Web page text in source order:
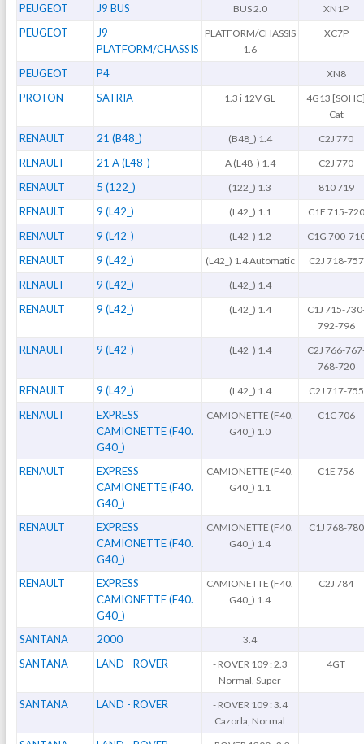
PEUGEOT J9 BUS BUS 2.0 XN1P
PEUGEOT
J9
PLATFORM/CHASSIS
PLATFORM/CHASSIS
1.6
XC7P
PEUGEOT P4 XN8
PROTON SATRIA 1.3 i 12V GL
4G13
Cat
RENAULT 21 (B48_) (B48_) 1.4 C2J 770
RENAULT 21 A (L48_) A (L48_) 1.4 C2J 770
RENAULT 5 (122_) (122_) 1.3 810 719
RENAULT 9 (L42_) (L42_) 1.1 C1E 715-720
RENAULT 9 (L42_) (L42_) 1.2 C1G 700-
RENAULT 9 (L42_) (L42_) 1.4 Automatic C2J 718-757
RENAULT 9 (L42_) (L42_) 1.4
RENAULT 9 (L42_) (L42_) 1.4
C1J 715-
792-796
RENAULT 9 (L42_) (L42_) 1.4
C2J 766-
768-720
RENAULT 9 (L42_) (L42_) 1.4 C2J 717-755
RENAULT
EXPRESS
CAMIONETTE (F40.
G40_)
CAMIONETTE (F40.
G40_) 1.0
C1C 706
RENAULT
EXPRESS
CAMIONETTE (F40.
G40_)
CAMIONETTE (F40.
G40_) 1.1
C1E 756
RENAULT
EXPRESS
CAMIONETTE (F40.
G40_)
CAMIONETTE (F40.
G40_) 1.4
C1J 768-780
RENAULT
EXPRESS
CAMIONETTE (F40.
G40_)
CAMIONETTE (F40.
G40_) 1.4
C2J 784
SANTANA 2000 3.4
SANTANA LAND - ROVER
- ROVER 109 : 2.3
Normal, Super
4GT
SANTANA LAND - ROVER
- ROVER 109 : 3.4
Cazorla, Normal